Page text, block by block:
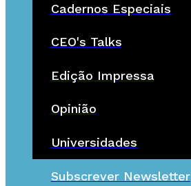
Cadernos Especiais
CEO's Talks
Edição Impressa
Opinião
Universidades
Subscrever Newsletter